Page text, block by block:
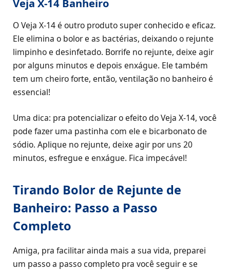
Veja X-14 Banheiro
O Veja X-14 é outro produto super conhecido e eficaz.
Ele elimina o bolor e as bactérias, deixando o rejunte
limpinho e desinfetado. Borrife no rejunte, deixe agir
por alguns minutos e depois enxágue. Ele também
tem um cheiro forte, então, ventilação no banheiro é
essencial!
Uma dica: pra potencializar o efeito do Veja X-14, você
pode fazer uma pastinha com ele e bicarbonato de
sódio. Aplique no rejunte, deixe agir por uns 20
minutos, esfregue e enxágue. Fica impecável!
Tirando Bolor de Rejunte de
Banheiro: Passo a Passo
Completo
Amiga, pra facilitar ainda mais a sua vida, preparei
um passo a passo completo pra você seguir e se